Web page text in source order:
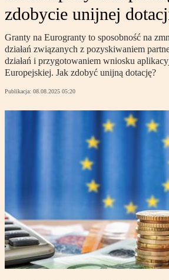
zdobycie unijnej
Granty na Eurogranty to sposobność na
działań związanych z pozyskiwaniem
działań i przygotowaniem wniosku
Europejskiej. Jak zdobyć unijną dotację?
Publikacja: 08.08.2025 05:20